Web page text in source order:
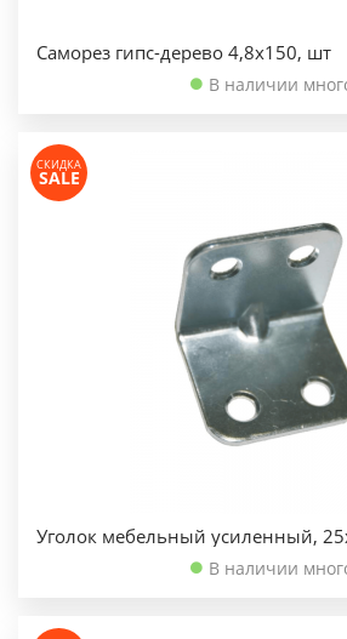
Саморез гипс-дерево 4,8х150, шт
В наличии
СКИДКА
SALE
Уголок мебельный усиленный,
В наличии